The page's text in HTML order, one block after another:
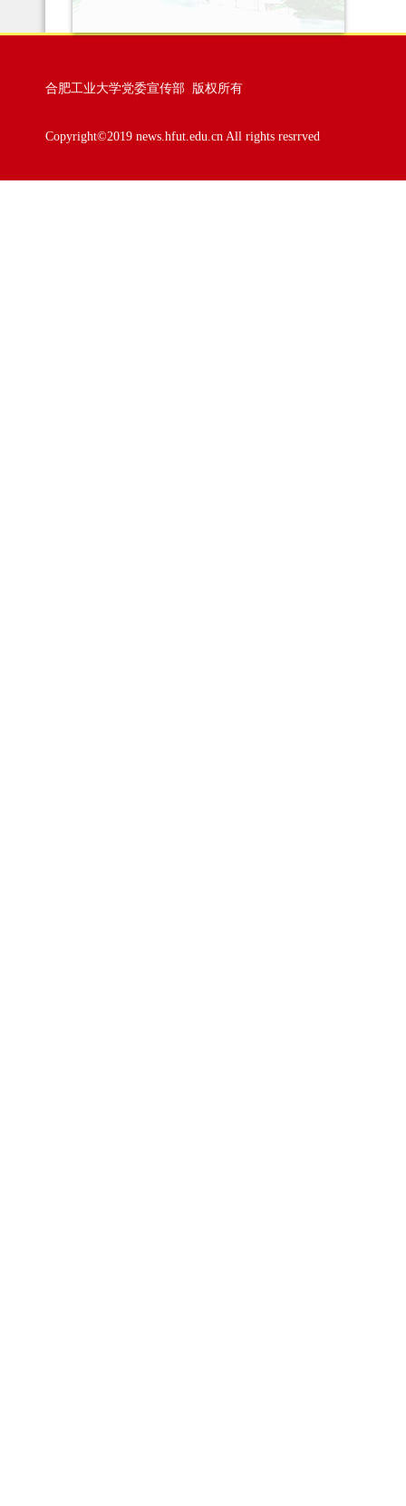
合肥工业大学党委宣传部 版权所有
Copyright©2019 news.hfut.edu.cn All rights resrrved